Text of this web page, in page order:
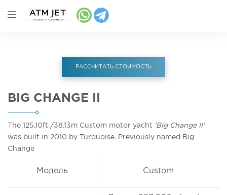
РАССЧИТАТЬ СТОИМОСТЬ
BIG CHANGE II
The 125.10ft /38.13m Custom motor yacht 'Big Change II'
was built in 2010 by Turquoise. Previously named Big
Change
Модель Custom